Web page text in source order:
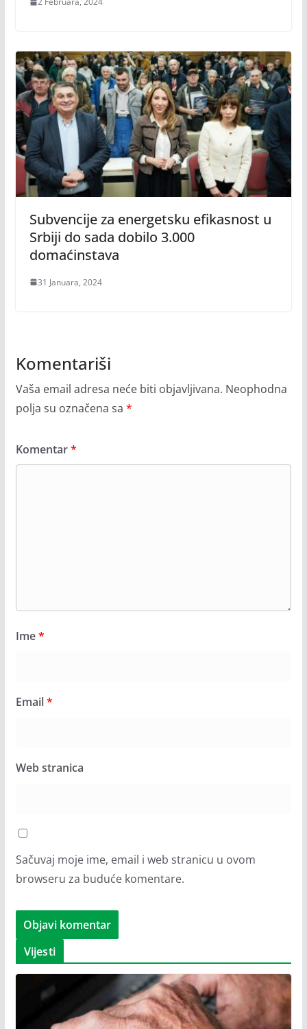
Subvencije za energetsku efikasnost u
Srbiji do sada dobilo 3.000
domaćinstava
31 Januara, 2024
Komentariši
Vaša email adresa neće biti objavljivana. Neophodna
polja su označena sa *
Komentar*
Ime*
Email*
Web stranica
Sačuvaj moje ime, email i web stranicu u ovom
browseru za buduće komentare.
Vijesti